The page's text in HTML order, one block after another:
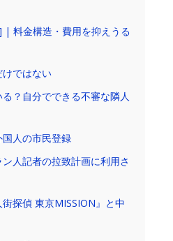
| 料金構造・費用を抑えうる
ではない
？自分でできる不審な隣人
人の市民登録
人記者の拉致計画に利用さ
探偵 東京MISSION』と中